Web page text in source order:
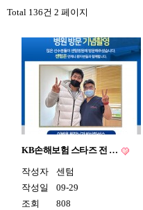
Total 136건 2 페이지
KB손해보험 스타즈 전 …
작성자
센텀
작성일
09-29
조회
808